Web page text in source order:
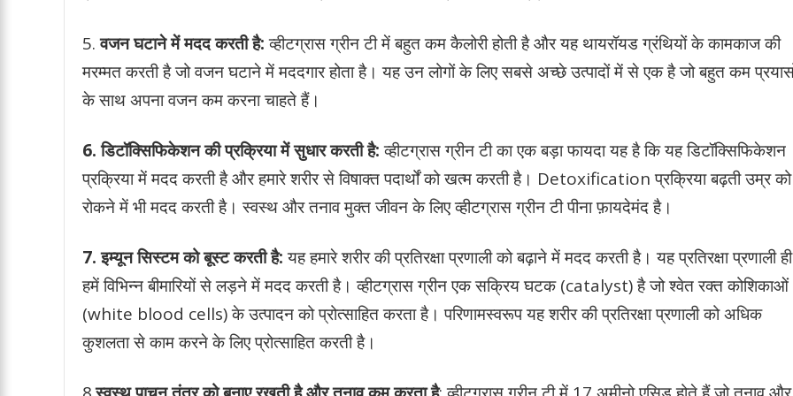
5.वजन घटाने में मदद करती है:व्हीटग्रास ग्रीन टी में बहुत कम कैलोरी होती है और यह थायरॉयड ग्रंथियों के कामकाज की
मरम्मत करती है जो वजन घटाने में मददगार होता है। यह उन लोगों के लिए सबसे अच्छे उत्पादों में से एक है जो बहुत कम
के साथ अपना वजन कम करना चाहते हैं।
6. डिटॉक्सिफिकेशन की प्रक्रिया में सुधार करती है:व्हीटग्रास ग्रीन टी का एक बड़ा फायदा यह है कि यह डिटॉक्सिफिकेशन
प्रक्रिया में मदद करती है और हमारे शरीर से विषाक्त पदार्थों को खत्म करती है। Detoxification प्रक्रिया बढ़ती उम्र को
रोकने में भी मदद करती है। स्वस्थ और तनाव मुक्त जीवन के लिए व्हीटग्रास ग्रीन टी पीना फ़ायदेमंद है।
7. इम्यून सिस्टम को बूस्ट करती है:यह हमारे शरीर की प्रतिरक्षा प्रणाली को बढ़ाने में मदद करती है। यह प्रतिरक्षा प्रणाली ही
हमें विभिन्न बीमारियों से लड़ने में मदद करती है। व्हीटग्रास ग्रीन एक सक्रिय घटक (catalyst) है जो श्वेत रक्त कोशिकाओं
(white blood cells) के उत्पादन को प्रोत्साहित करता है। परिणामस्वरूप यह शरीर की प्रतिरक्षा प्रणाली को अधिक
कुशलता से काम करने के लिए प्रोत्साहित करती है।